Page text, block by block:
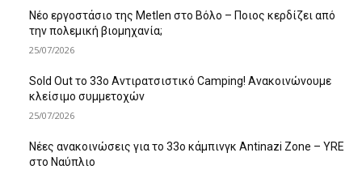
Νέο εργοστάσιο της Metlen στο Βόλο – Ποιος κερδίζει από
την πολεμική βιομηχανία;
25/07/2026
Sold Out το 33ο Αντιρατσιστικό Camping! Ανακοινώνουμε
κλείσιμο συμμετοχών
25/07/2026
Νέες ανακοινώσεις για το 33ο κάμπινγκ Antinazi Zone – YRE
στο Ναύπλιο